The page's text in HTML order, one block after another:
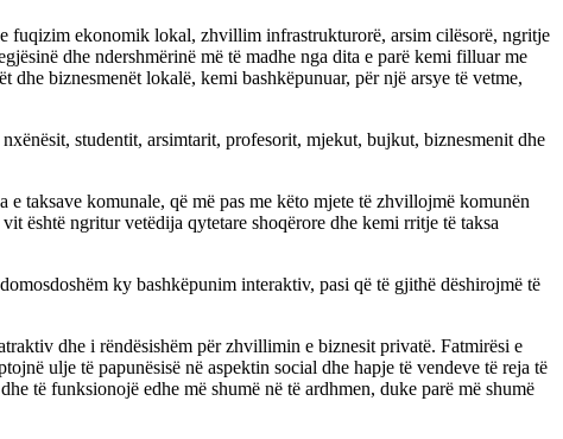
fuqizim ekonomik lokal, zhvillim infrastrukturorë, arsim cilësorë, ngritje
dhe ndershmërinë më të madhe nga dita e parë kemi filluar me
biznesmenët lokalë, kemi bashkëpunuar, për një arsye të vetme,
studentit, arsimtarit, profesorit, mjekut, bujkut, biznesmenit dhe
taksave komunale, që më pas me këto mjete të zhvillojmë komunën
është ngritur vetëdija qytetare shoqërore dhe kemi rritje të taksa
ky bashkëpunim interaktiv, pasi që të gjithë dëshirojmë të
dhe i rëndësishëm për zhvillimin e biznesit privatë. Fatmirësi e
ulje të papunësisë në aspektin social dhe hapje të vendeve të reja të
të funksionojë edhe më shumë në të ardhmen, duke parë më shumë